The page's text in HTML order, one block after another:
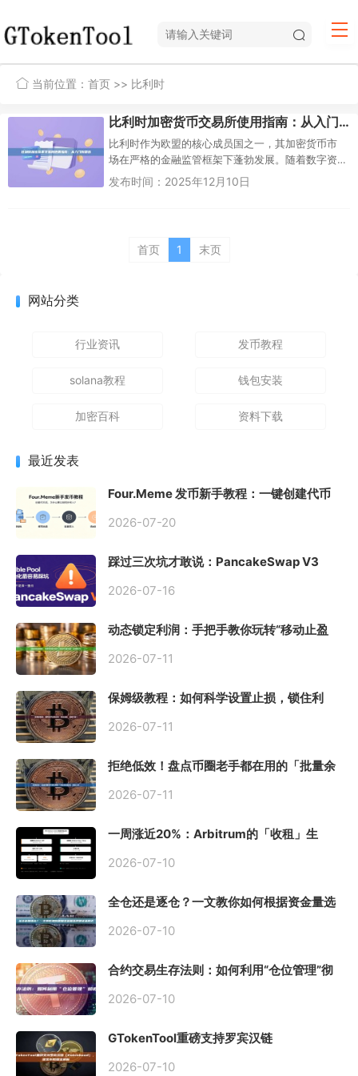
当前位置： 首页 >> 比利时
比利时加密货币交易所使用指南：从入门到精选
比利时作为欧盟的核心成员国之一，其加密货币市
场在严格的金融监管框架下蓬勃发展。随着数字资
产日益融入主流金融体系，比利时投资者对安全、
发布时间：2025年12月10日
首页 1 末页
网站分类
行业资讯 发币教程
solana教程 钱包安装
加密百科 资料下载
最近发表
Four.Meme 发币新手教程：一键创建代币
2026-07-20
踩过三次坑才敢说：PancakeSwap V3
初始化
2026-07-16
动态锁定利润：手把手教你玩转“移动止盈
2026-07-11
保姆级教程：如何科学设置止损，锁住利
2026-07-11
拒绝低效！盘点币圈老手都在用的「批量余
2026-07-11
一周涨近20%：Arbitrum的「收租」生
2026-07-10
全仓还是逐仓？一文教你如何根据资金量选
2026-07-10
合约交易生存法则：如何利用“仓位管理”彻
2026-07-10
GTokenTool重磅支持罗宾汉链
2026-07-10